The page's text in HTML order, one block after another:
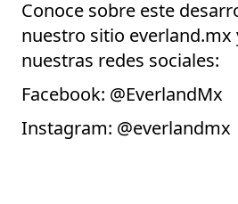
Conoce sobre este
nuestro sitio everland.mx
nuestras redes sociales:
Facebook: @EverlandMx
Instagram: @everlandmx